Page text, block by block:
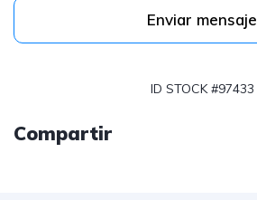
Enviar mensaje
ID STOCK #97433
Compartir